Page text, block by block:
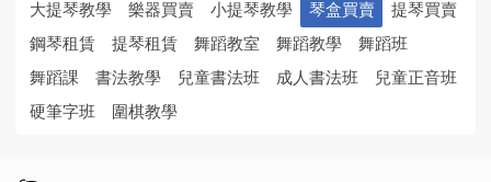
大提琴教學
樂器買賣 小提琴教學 琴盒買賣
提琴買賣
鋼琴租賃
提琴租賃 舞蹈教室 舞蹈教學
舞蹈班
舞蹈課
書法教學 兒童書法班 成人書法班
兒童正音班
硬筆字班
圍棋教學